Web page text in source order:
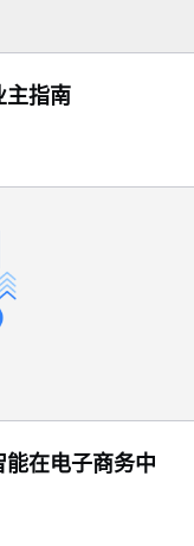
主指南
在电子商务中